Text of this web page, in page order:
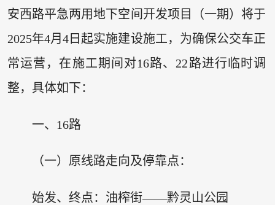
安西路平急两用地下空间开发项目（一期）将于
2025年4月4日起实施建设施工，为确保公交车正
常运营，在施工期间对16路、22路进行临时调
整，具体如下：
一、16路
（一）原线路走向及停靠点：
始发、终点：油榨街——黔灵山公园